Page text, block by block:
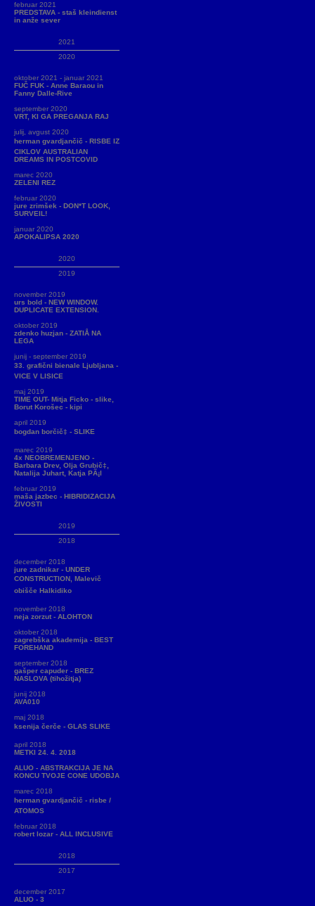
februar 2021
PREDSTAVA - staš kleindienst
in anže sever
2021
2020
oktober 2021 - januar 2021
FUČ FUK - Anne Baraou in
Fanny Dalle-Rive
september 2020
VRT, KI GA PREGANJA RAJ
julij, avgust 2020
herman gvardjančič - RISBE IZ
CIKLOV AUSTRALIAN
DREAMS IN POSTCOVID
marec 2020
ZELENI REZ
februar 2020
jure zrimšek - DON*T LOOK,
SURVEIL!
januar 2020
APOKALIPSA 2020
2020
2019
november 2019
urs bold - NEW WINDOW.
DUPLICATE EXTENSION.
oktober 2019
zdenko huzjan - ZATIÅ NA
LEGA
junij - september 2019
33. grafični bienale Ljubljana -
VICE V LISICE
maj 2019
TIME OUT- Mitja Ficko - slike,
Borut Korošec - kipi
april 2019
bogdan borčič‡ - SLIKE
marec 2019
4x NEOBREMENJENO -
Barbara Drev, Olja Grubič‡,
Natalija Juhart, Katja PÃ¡l
februar 2019
maša jazbec - HIBRIDIZACIJA
ŽIVOSTI
2019
2018
december 2018
jure zadnikar - UNDER
CONSTRUCTION, Malevič
obišče Halkidiko
november 2018
neja zorzut - ALOHTON
oktober 2018
zagrebška akademija - BEST
FOREHAND
september 2018
gašper capuder - BREZ
NASLOVA (tihožitja)
junij 2018
AVA010
maj 2018
ksenija čerče - GLAS SLIKE
april 2018
METKI 24. 4. 2018
ALUO - ABSTRAKCIJA JE NA
KONCU TVOJE CONE UDOBJA
marec 2018
herman gvardjančič - risbe /
ATOMOS
februar 2018
robert lozar - ALL INCLUSIVE
2018
2017
december 2017
ALUO - 3